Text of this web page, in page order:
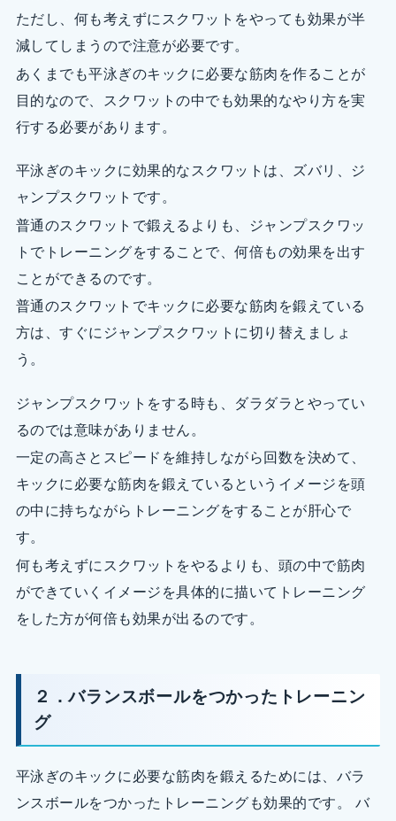
ただし、何も考えずにスクワットをやっても効果が半
減してしまうので注意が必要です。
あくまでも平泳ぎのキックに必要な筋肉を作ることが
目的なので、スクワットの中でも効果的なやり方を実
行する必要があります。
平泳ぎのキックに効果的なスクワットは、ズバリ、ジ
ャンプスクワットです。
普通のスクワットで鍛えるよりも、ジャンプスクワッ
トでトレーニングをすることで、何倍もの効果を出す
ことができるのです。
普通のスクワットでキックに必要な筋肉を鍛えている
方は、すぐにジャンプスクワットに切り替えましょ
う。
ジャンプスクワットをする時も、ダラダラとやってい
るのでは意味がありません。
一定の高さとスピードを維持しながら回数を決めて、
キックに必要な筋肉を鍛えているというイメージを頭
の中に持ちながらトレーニングをすることが肝心で
す。
何も考えずにスクワットをやるよりも、頭の中で筋肉
ができていくイメージを具体的に描いてトレーニング
をした方が何倍も効果が出るのです。
２．バランスボールをつかったトレーニン
グ
平泳ぎのキックに必要な筋肉を鍛えるためには、バラ
ンスボールをつかったトレーニングも効果的です。 バ